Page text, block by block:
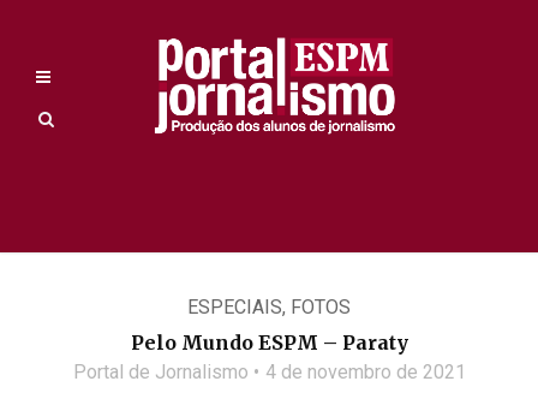
ESPECIAIS, FOTOS
Pelo Mundo ESPM – Paraty
Portal de Jornalismo 4 de novembro de 2021